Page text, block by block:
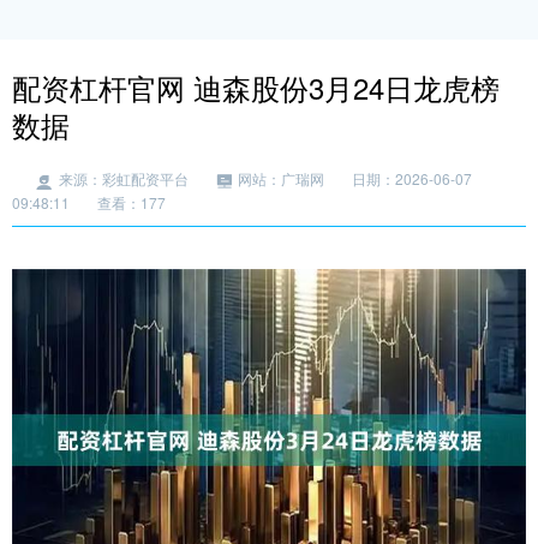
配资杠杆官网 迪森股份3月24日龙虎榜
数据
来源：彩虹配资平台 网站：广瑞网
日期：2026-06-07
09:48:11
查看：177